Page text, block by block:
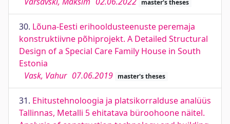
master's theses
30. Lõuna-Eesti erihooldusteenuste peremaja
konstruktiivne põhiprojekt. A Detailed Structural
Design of a Special Care Family House in South
Estonia
Vask, Vahur 07.06.2019 master's theses
31. Ehitustehnoloogia ja platsikorralduse analüüs
Tallinnas, Metalli 5 ehitatava büroohoone näitel.